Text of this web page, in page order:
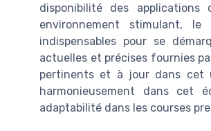
disponibilité des applications
environnement stimulant,
indispensables pour se
actuelles et précises fournies
pertinents et à jour dans cet
harmonieusement dans cet
adaptabilité dans les courses